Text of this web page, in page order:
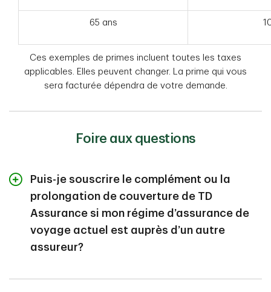
65 ans
Ces exemples de primes incluent toutes les taxes
applicables. Elles peuvent changer. La prime qui vous
sera facturée dépendra de votre demande.
Foire aux questions
Puis-je souscrire le complément ou la
prolongation de couverture de TD
Assurance si mon régime d’assurance de
voyage actuel est auprès d’un autre
assureur?